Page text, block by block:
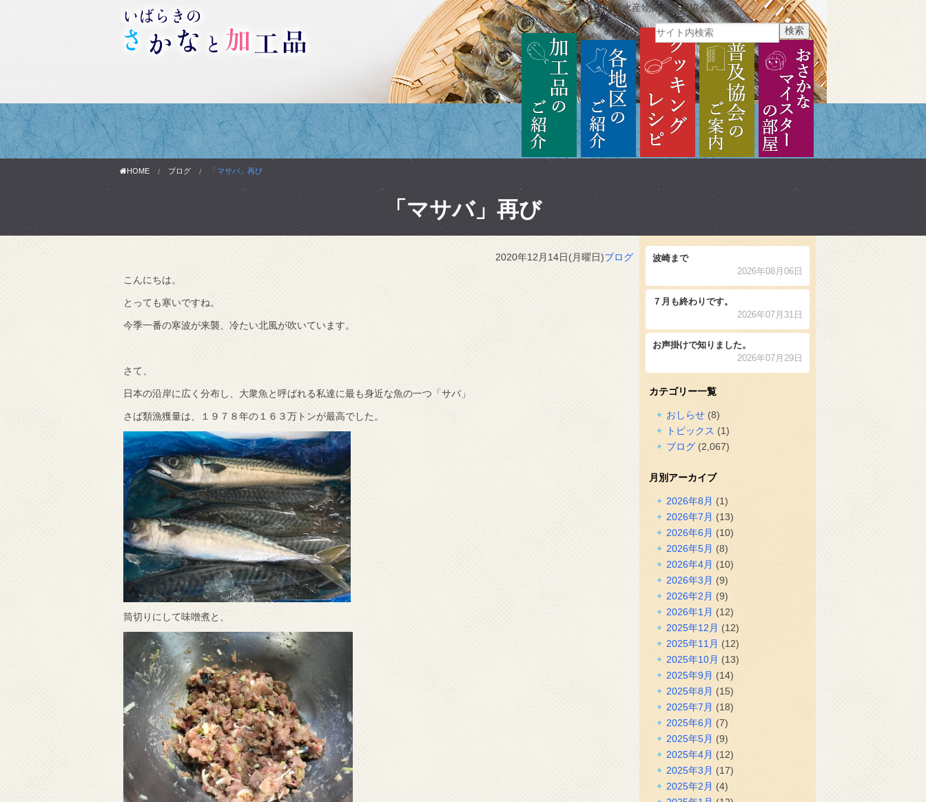
茨城県水産物開発普及協会
おさかなマイスターの部
普及協会のご案内
クッキングレシピ
各地区のご紹介
加工品のご紹介
HOME ブログ 「マサバ」再び
「マサバ」再び
2020年12月14日(月曜日)ブログ
こんにちは。
とっても寒いですね。
今季一番の寒波が来襲、冷たい北風が吹いています。
さて、
日本の沿岸に広く分布し、大衆魚と呼ばれる私達に最も身近な魚の一つ「サバ」
さば類漁獲量は、１９７８年の１６３万トンが最高でした。
筒切りにして味噌煮と、
波崎まで
2026年08月06日
７月も終わりです。
2026年07月31日
お声掛けで知りました。
2026年07月29日
カテゴリー一覧
おしらせ(8)
トピックス (1)
ブログ(2,067)
月別アーカイブ
2026年8月 (1)
2026年7月 (13)
2026年6月 (10)
2026年5月 (8)
2026年4月 (10)
2026年3月 (9)
2026年2月 (9)
2026年1月 (12)
2025年12月 (12)
2025年11月 (12)
2025年10月 (13)
2025年9月 (14)
2025年8月 (15)
2025年7月 (18)
2025年6月 (7)
2025年5月 (9)
2025年4月 (12)
2025年3月 (17)
2025年2月 (4)